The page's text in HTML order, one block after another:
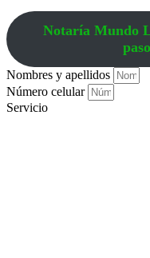
Notaría Mundo
Nombres y apellidos
Número celular
Servicio